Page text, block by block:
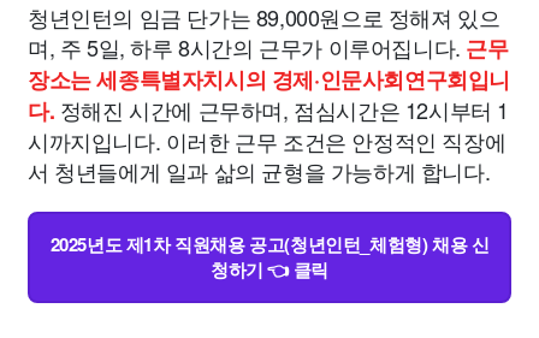
청년인턴의 임금 단가는 89,000원으로 정해져 있으
며, 주 5일, 하루 8시간의 근무가 이루어집니다. 근무
장소는 세종특별자치시의 경제·인문사회연구회입니
다. 정해진 시간에 근무하며, 점심시간은 12시부터 1
시까지입니다. 이러한 근무 조건은 안정적인 직장에
서 청년들에게 일과 삶의 균형을 가능하게 합니다.
2025년도 제1차 직원채용 공고(청년인턴_체험형) 채용 신
청하기 👈 클릭